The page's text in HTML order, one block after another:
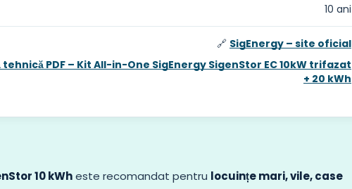
10 ani
🔗 SigEnergy – site oficial
tehnică PDF – Kit All-in-One SigEnergy SigenStor EC 10kW trifazat
+ 20 kWh
10 kWheste recomandat pentru locuințe mari, vile, case